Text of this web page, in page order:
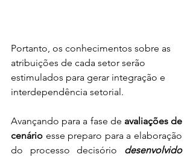
Portanto, os conhecimentos sobre as
atribuições de cada setor serão
estimulados para gerar integração e
interdependência setorial.
Avançando para a fase de avaliações de
cenário esse preparo para a elaboração
do processo decisório desenvolvido